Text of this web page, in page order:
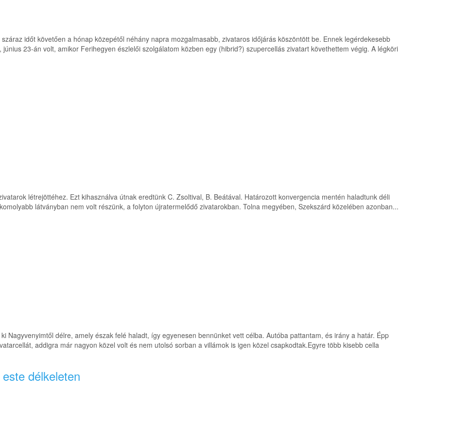
időt követően a hónap közepétől néhány napra mozgalmasabb, zivataros időjárás köszöntött be. Ennek legérdekesebb
23-án volt, amikor Ferihegyen észlelői szolgálatom közben egy (hibrid?) szupercellás zivatart követhettem végig. A légköri
létrejöttéhez. Ezt kihasználva útnak eredtünk C. Zsoltival, B. Beátával. Határozott konvergencia mentén haladtunk déli
látványban nem volt részünk, a folyton újratermelődő zivatarokban. Tolna megyében, Szekszárd közelében azonban...
Nagyvenyimtől délre, amely észak felé haladt, így egyenesen bennünket vett célba. Autóba pattantam, és irány a határ. Épp
addigra már nagyon közel volt és nem utolsó sorban a villámok is igen közel csapkodtak.Egyre több kisebb cella
délkeleten